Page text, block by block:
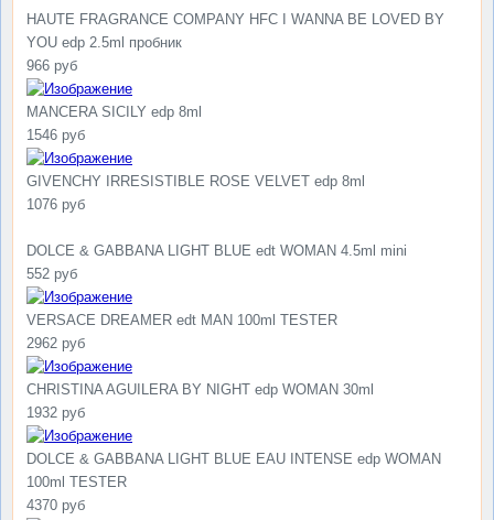
HAUTE FRAGRANCE COMPANY HFC I WANNA BE LOVED BY
YOU edp 2.5ml пробник
966 руб
MANCERA SICILY edp 8ml
1546 руб
GIVENCHY IRRESISTIBLE ROSE VELVET edp 8ml
1076 руб
DOLCE & GABBANA LIGHT BLUE edt WOMAN 4.5ml mini
552 руб
VERSACE DREAMER edt MAN 100ml TESTER
2962 руб
CHRISTINA AGUILERA BY NIGHT edp WOMAN 30ml
1932 руб
DOLCE & GABBANA LIGHT BLUE EAU INTENSE edp WOMAN
100ml TESTER
4370 руб